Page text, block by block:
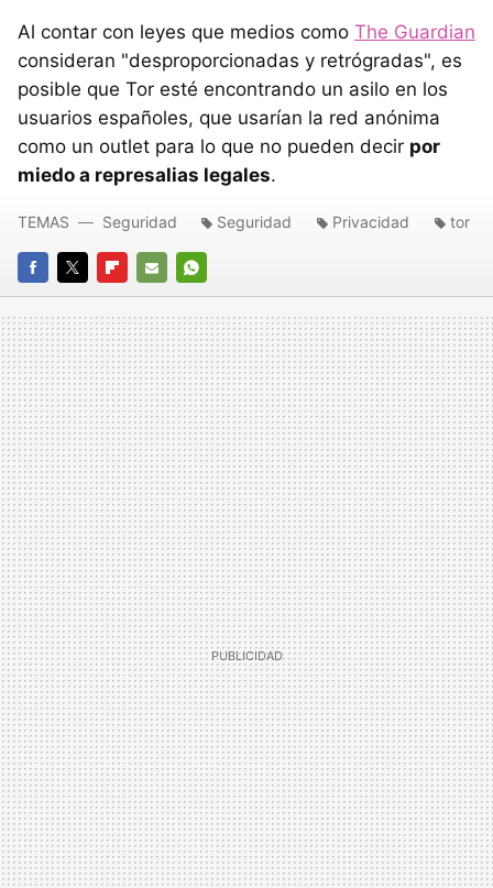
Al contar con leyes que medios como The Guardian
consideran "desproporcionadas y retrógradas", es
posible que Tor esté encontrando un asilo en los
usuarios españoles, que usarían la red anónima
como un outlet para lo que no pueden decir por
miedo a represalias legales.
FACEBOOK
TWITTERFLIPBOARD
E-
MAIL
WHATSAPP
TEMAS Seguridad Seguridad Privacidad tor